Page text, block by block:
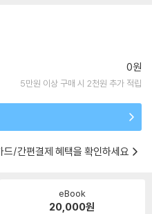
0원
5만원 이상 구매 시 2천원 추가 적립
드/간편결제 혜택을 확인하세요
eBook
20,000원